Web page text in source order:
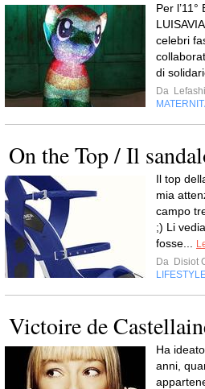
Per
celebri
di
Da
On the Top / Il
Il top
mia
campo
;) Li
fosse...
Da Disiot
Victoire de
Ha
anni,